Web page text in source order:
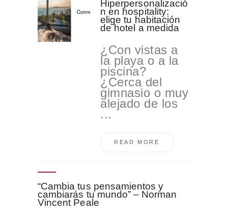
Hiperpersonalizació
n en hospitality:
elige tu habitación
de hotel a medida
¿Con vistas a
la playa o a la
piscina?
¿Cerca del
gimnasio o muy
alejado de los
...
READ MORE
“Cambia tus pensamientos y
cambiarás tu mundo” – Norman
Vincent Peale